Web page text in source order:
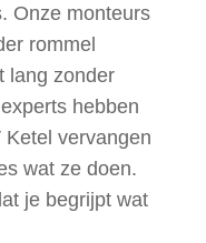
Onze monteurs
rommel
lang zonder
hebben
vervangen
wat ze doen.
je begrijpt wat